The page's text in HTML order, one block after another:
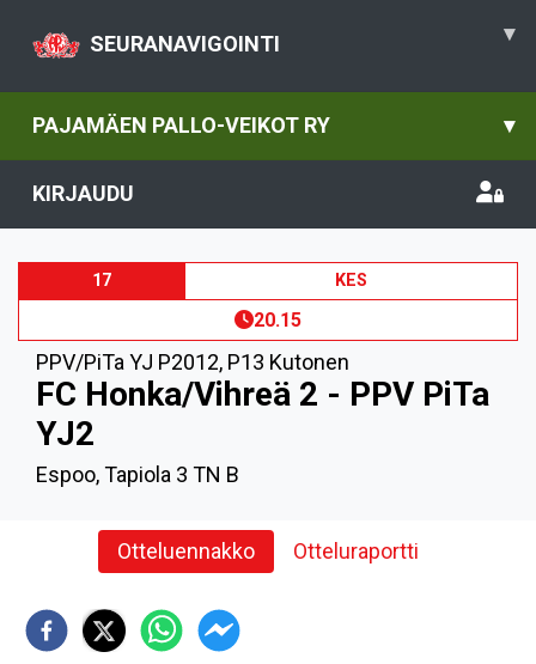
SEURANAVIGOINTI ▾
PAJAMÄEN PALLO-VEIKOT RY ▾
KIRJAUDU
17 KES
20.15
PPV/PiTa YJ P2012, P13 Kutonen
FC Honka/Vihreä 2 - PPV PiTa
YJ2
Espoo, Tapiola 3 TN B
Otteluennakko Otteluraportti